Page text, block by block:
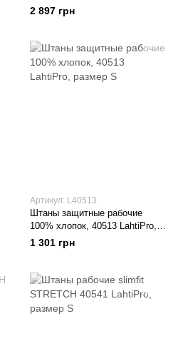
2 897 грн
Артикул: L40513
Штаны защитные рабочие
100% хлопок, 40513 LahtiPro,
размер S
1 301 грн